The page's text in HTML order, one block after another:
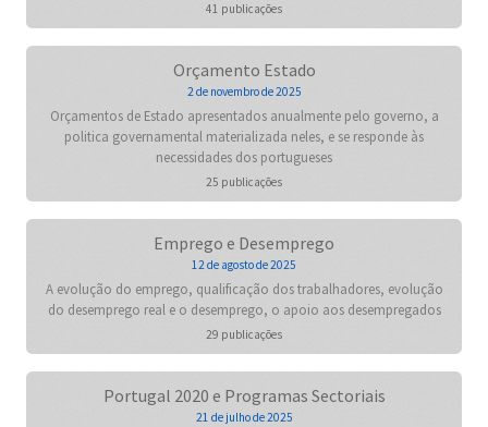
41 publicações
Orçamento Estado
2 de novembro de 2025
Orçamentos de Estado apresentados anualmente pelo governo, a
politica governamental materializada neles, e se responde às
necessidades dos portugueses
25 publicações
Emprego e Desemprego
12 de agosto de 2025
A evolução do emprego, qualificação dos trabalhadores, evolução
do desemprego real e o desemprego, o apoio aos desempregados
29 publicações
Portugal 2020 e Programas Sectoriais
21 de julho de 2025